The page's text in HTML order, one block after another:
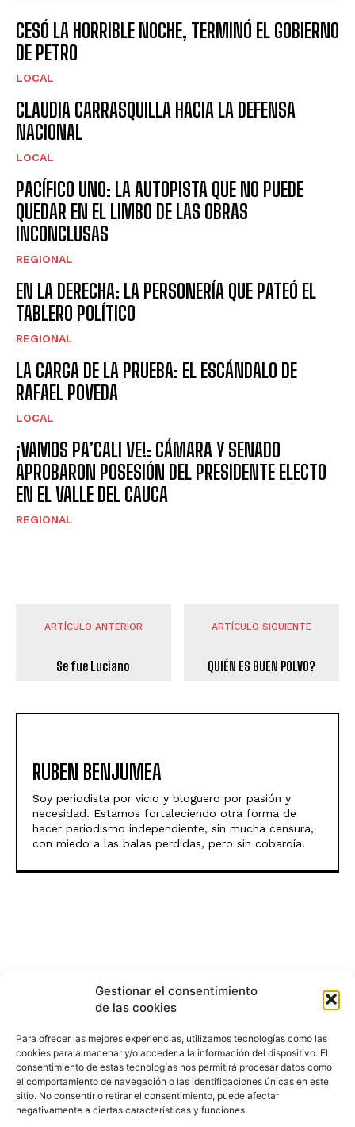
Gestionar el consentimiento
de las cookies
Para ofrecer las mejores experiencias, utilizamos tecnologías como las
cookies para almacenar y/o acceder a la información del dispositivo. El
consentimiento de estas tecnologías nos permitirá procesar datos como
el comportamiento de navegación o las identificaciones únicas en este
sitio. No consentir o retirar el consentimiento, puede afectar
negativamente a ciertas características y funciones.
CESÓ LA HORRIBLE NOCHE, TERMINÓ EL GOBIERNO
DE PETRO
LOCAL
CLAUDIA CARRASQUILLA HACIA LA DEFENSA
NACIONAL
LOCAL
PACÍFICO UNO: LA AUTOPISTA QUE NO PUEDE
QUEDAR EN EL LIMBO DE LAS OBRAS
INCONCLUSAS
REGIONAL
EN LA DERECHA: LA PERSONERÍA QUE PATEÓ EL
TABLERO POLÍTICO
REGIONAL
LA CARGA DE LA PRUEBA: EL ESCÁNDALO DE
RAFAEL POVEDA
LOCAL
¡VAMOS PA’CALI VE!: CÁMARA Y SENADO
APROBARON POSESIÓN DEL PRESIDENTE ELECTO
EN EL VALLE DEL CAUCA
REGIONAL
ARTÍCULO ANTERIOR
Se fue Luciano
ARTÍCULO SIGUIENTE
QUIÉN ES BUEN POLVO?
RUBEN BENJUMEA
Soy periodista por vicio y bloguero por pasión y
necesidad. Estamos fortaleciendo otra forma de
hacer periodismo independiente, sin mucha censura,
con miedo a las balas perdidas, pero sin cobardía.